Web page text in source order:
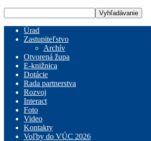
Úrad
Zastupiteľstvo
Archív
Otvorená župa
E-knižnica
Dotácie
Rada partnerstva
Rozvoj
Interact
Foto
Video
Kontakty
Voľby do VÚC 2026